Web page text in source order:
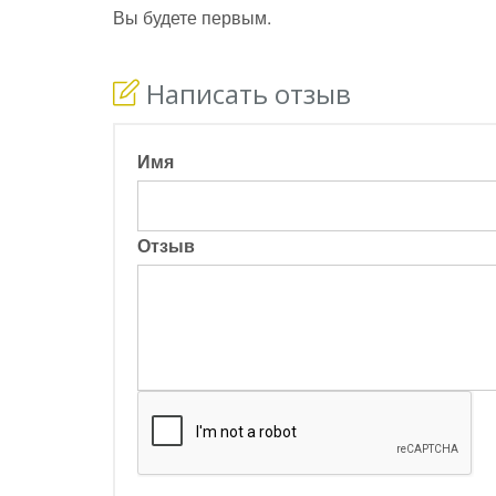
Вы будете первым.
Написать отзыв
Имя
Отзыв